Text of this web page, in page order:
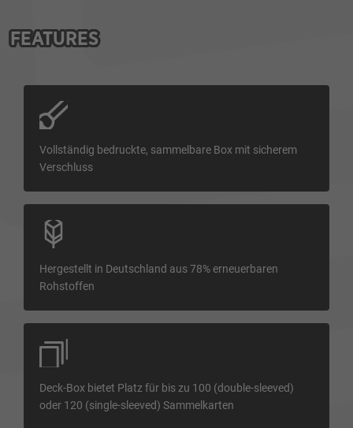
FEATURES
Vollständig bedruckte, sammelbare Box mit sicherem
Verschluss
Hergestellt in Deutschland aus 78% erneuerbaren
Rohstoffen
Deck-Box bietet Platz für bis zu 100 (double-sleeved)
oder 120 (single-sleeved) Sammelkarten